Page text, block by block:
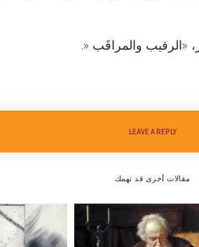
«الرقيب والمراقَب «.
LEAVE A REPLY
مقالات أخرى قد تهمك